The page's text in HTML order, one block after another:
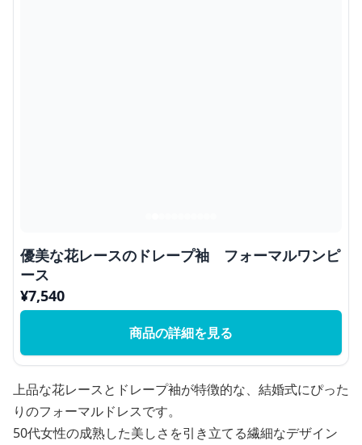
優美な花レースのドレープ袖 フォーマルワンピ
ース
¥7,540
商品の詳細を見る
上品な花レースとドレープ袖が特徴的な、結婚式にぴった
りのフォーマルドレスです。
50代女性の成熟した美しさを引き立てる繊細なデザイン